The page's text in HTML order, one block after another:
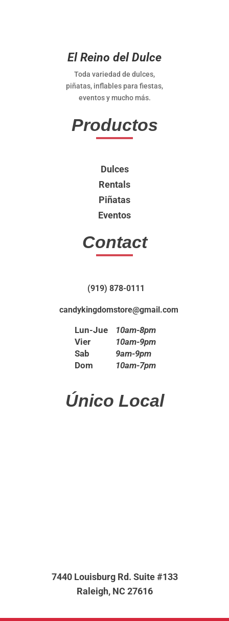
El Reino del Dulce
Toda variedad de dulces,
piñatas, inflables para fiestas,
eventos y mucho más.
Productos
Dulces
Rentals
Piñatas
Eventos
Contact
(919) 878-0111
candykingdomstore@gmail.com
Lun-Jue
Vier
Sab
Dom
10am-8pm
10am-9pm
9am-9pm
10am-7pm
Único Local
7440 Louisburg Rd. Suite #133
Raleigh, NC 27616